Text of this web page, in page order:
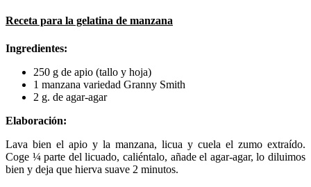
Receta para la gelatina de manzana
Ingredientes:
250 g de apio (tallo y hoja)
1 manzana variedad Granny Smith
2 g. de agar-agar
Elaboración:
Lava bien el apio y la manzana, licua y cuela el zumo extraído.
Coge ¼ parte del licuado, caliéntalo, añade el agar-agar, lo diluimos
bien y deja que hierva suave 2 minutos.